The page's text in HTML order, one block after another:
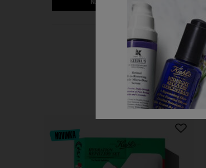
NAPÍSAŤ RECENZIU